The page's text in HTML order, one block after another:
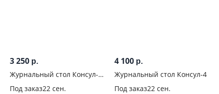
3 250 р.
Журнальный стол Консул-2
Под заказ22 сен.
4 100 р.
Журнальный стол Консул-4
Под заказ22 сен.
ящиком